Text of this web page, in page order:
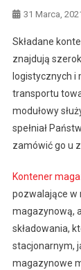
31 Marca,
Składane
znajdują
logistycznych i
transportu
modułowy
spełniał
zamówić go u
Kontener
pozwalające w
magazynową,
składowania,
stacjonarnym,
magazynowe